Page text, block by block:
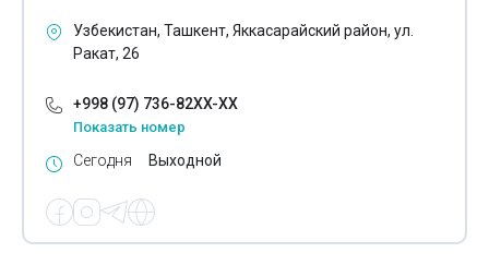
Узбекистан, Ташкент, Яккасарайский район, ул.
Ракат, 26
+998 (97) 736-82XX-XX
Показать номер
Сегодня Выходной